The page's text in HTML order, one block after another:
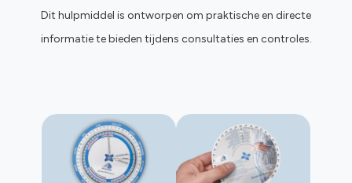
Dit hulpmiddel is ontworpen om praktische en directe
informatie te bieden tijdens consultaties en controles.